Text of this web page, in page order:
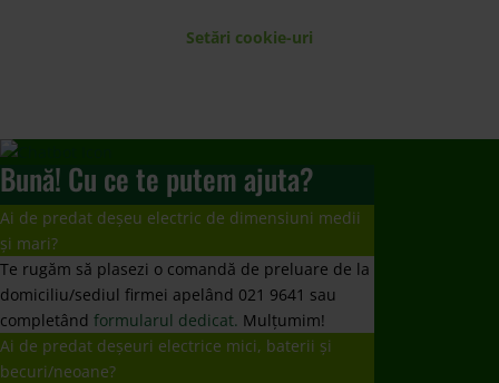
Setări cookie-uri
Bună! Cu ce te putem ajuta?
Ai de predat deșeu electric de dimensiuni medii
și mari?
Te rugăm să plasezi o comandă de preluare de la
domiciliu/sediul firmei apelând 021 9641 sau
completând formularul dedicat. Mulțumim!
Ai de predat deșeuri electrice mici, baterii și
becuri/neoane?